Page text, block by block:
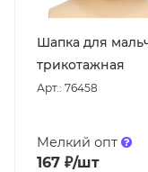
Шапка для
трикотажная
Арт.: 76458
Мелкий опт
167 ₽/шт